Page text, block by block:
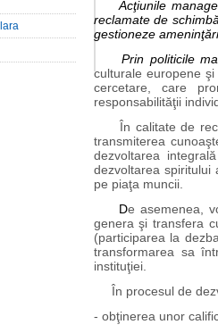
Acţiunile
reclamate de
gestioneze
Prin politicile
culturale europene
cercetare, care
responsabilităţii
În calitate de
transmiterea
dezvoltarea
dezvoltarea spiritului
pe piaţa muncii.
De asemenea,
genera şi transfera
(participarea la
transformarea sa
instituţiei.
În procesul de
- obţinerea unor